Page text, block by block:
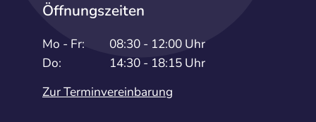
Öffnungszeiten
Mo - Fr:
08:30 - 12:00 Uhr
Do:
14:30 - 18:15 Uhr
Zur Terminvereinbarung